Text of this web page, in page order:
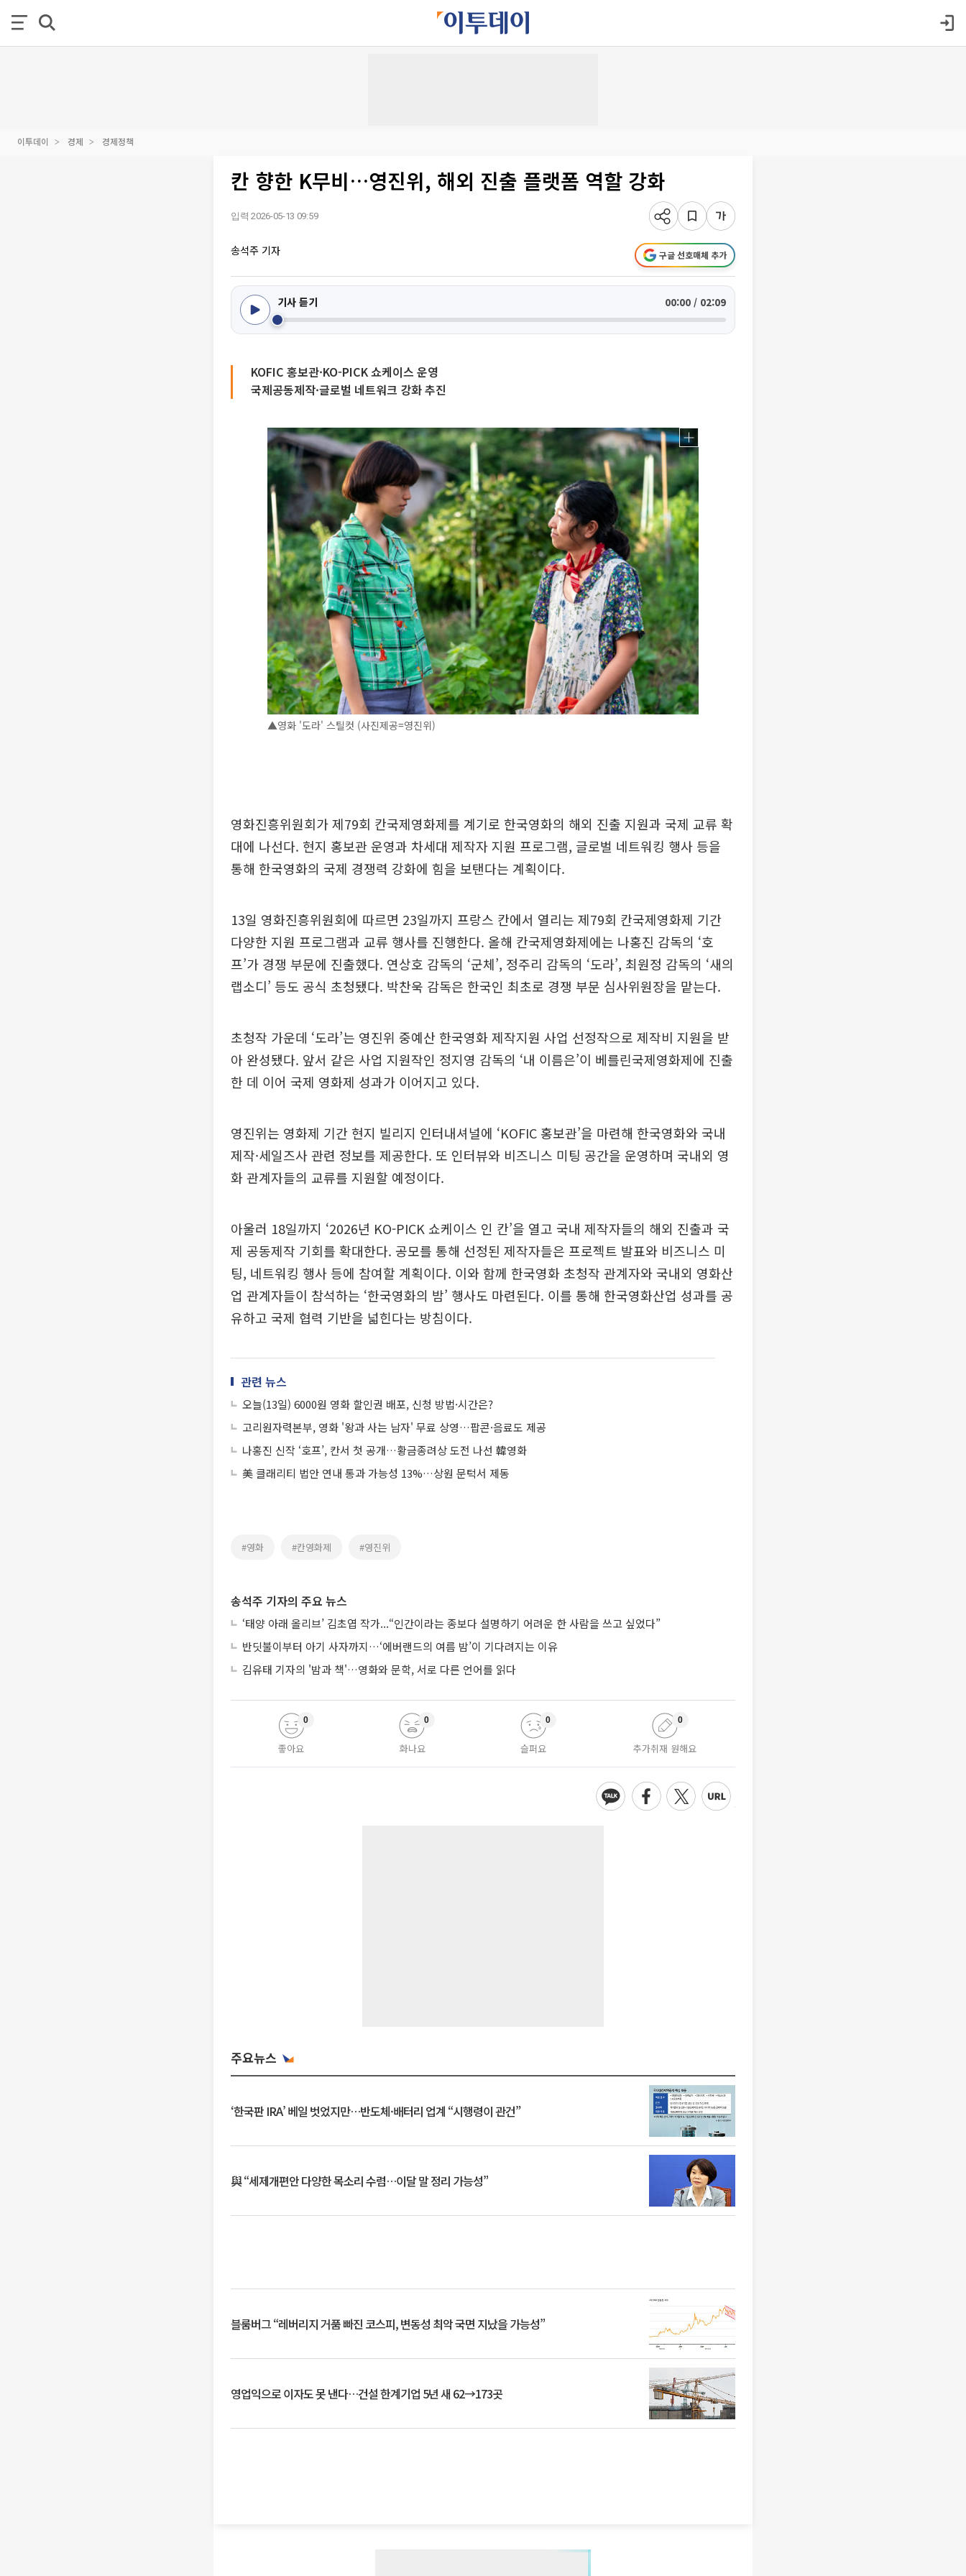
이투데이 경제 경제정책
칸 향한 K무비…영진위, 해외 진출 플랫폼 역할 강화
입력 2026-05-13 09:59
송석주 기자 구글 선호매체 추가
기사 듣기 00:00 / 02:09
KOFIC 홍보관·KO-PICK 쇼케이스 운영
국제공동제작·글로벌 네트워크 강화 추진
▲영화 '도라' 스틸컷 (사진제공=영진위)
영화진흥위원회가 제79회 칸국제영화제를 계기로 한국영화의 해외 진출 지원과 국제 교류 확
대에 나선다. 현지 홍보관 운영과 차세대 제작자 지원 프로그램, 글로벌 네트워킹 행사 등을
통해 한국영화의 국제 경쟁력 강화에 힘을 보탠다는 계획이다.
13일 영화진흥위원회에 따르면 23일까지 프랑스 칸에서 열리는 제79회 칸국제영화제 기간
다양한 지원 프로그램과 교류 행사를 진행한다. 올해 칸국제영화제에는 나홍진 감독의 ‘호
프’가 경쟁 부문에 진출했다. 연상호 감독의 ‘군체’, 정주리 감독의 ‘도라’, 최원정 감독의 ‘새의
랩소디’ 등도 공식 초청됐다. 박찬욱 감독은 한국인 최초로 경쟁 부문 심사위원장을 맡는다.
초청작 가운데 ‘도라’는 영진위 중예산 한국영화 제작지원 사업 선정작으로 제작비 지원을 받
아 완성됐다. 앞서 같은 사업 지원작인 정지영 감독의 ‘내 이름은’이 베를린국제영화제에 진출
한 데 이어 국제 영화제 성과가 이어지고 있다.
영진위는 영화제 기간 현지 빌리지 인터내셔널에 ‘KOFIC 홍보관’을 마련해 한국영화와 국내
제작·세일즈사 관련 정보를 제공한다. 또 인터뷰와 비즈니스 미팅 공간을 운영하며 국내외 영
화 관계자들의 교류를 지원할 예정이다.
아울러 18일까지 ‘2026년 KO-PICK 쇼케이스 인 칸’을 열고 국내 제작자들의 해외 진출과 국
제 공동제작 기회를 확대한다. 공모를 통해 선정된 제작자들은 프로젝트 발표와 비즈니스 미
팅, 네트워킹 행사 등에 참여할 계획이다. 이와 함께 한국영화 초청작 관계자와 국내외 영화산
업 관계자들이 참석하는 ‘한국영화의 밤’ 행사도 마련된다. 이를 통해 한국영화산업 성과를 공
유하고 국제 협력 기반을 넓힌다는 방침이다.
관련 뉴스
오늘(13일) 6000원 영화 할인권 배포, 신청 방법·시간은?
고리원자력본부, 영화 '왕과 사는 남자' 무료 상영…팝콘·음료도 제공
나홍진 신작 ‘호프’, 칸서 첫 공개…황금종려상 도전 나선 韓영화
美 클래리티 법안 연내 통과 가능성 13%…상원 문턱서 제동
#영화 #칸영화제 #영진위
송석주 기자의 주요 뉴스
‘태양 아래 올리브’ 김초엽 작가...“인간이라는 종보다 설명하기 어려운 한 사람을 쓰고 싶었다”
반딧불이부터 아기 사자까지…‘에버랜드의 여름 밤’이 기다려지는 이유
김유태 기자의 '밤과 책'…영화와 문학, 서로 다른 언어를 읽다
좋아요
0
화나요
0
슬퍼요
0
추가취재 원해요
0
주요뉴스
‘한국판 IRA’ 베일 벗었지만…반도체·배터리 업계 “시행령이 관건”
與 “세제개편안 다양한 목소리 수렴…이달 말 정리 가능성”
블룸버그 “레버리지 거품 빠진 코스피, 변동성 최악 국면 지났을 가능성”
영업익으로 이자도 못 낸다…건설 한계기업 5년 새 62→173곳